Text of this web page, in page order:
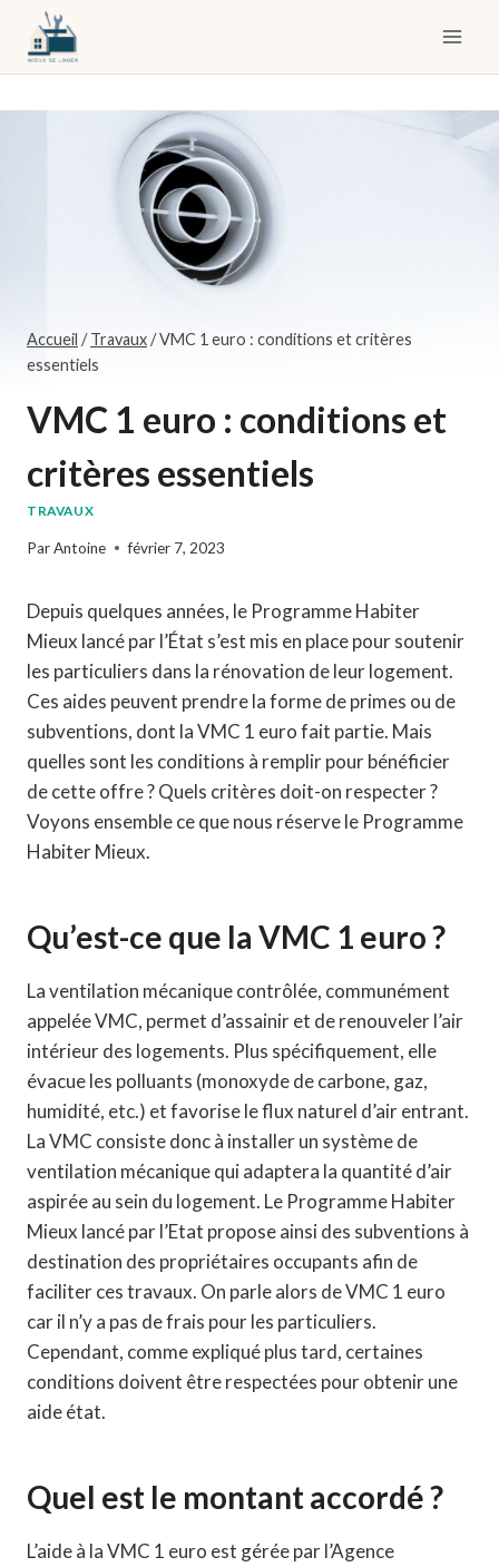
content
Accueil / Travaux/VMC 1 euro : conditions et critères
essentiels
VMC 1 euro : conditions et
critères essentiels
TRAVAUX
ParAntoine février 7, 2023
Depuis quelques années, le Programme Habiter
Mieux lancé par l’État s’est mis en place pour soutenir
les particuliers dans la rénovation de leur logement.
Ces aides peuvent prendre la forme de primes ou de
subventions, dont la VMC 1 euro fait partie. Mais
quelles sont les conditions à remplir pour bénéficier
de cette offre ? Quels critères doit-on respecter ?
Voyons ensemble ce que nous réserve le Programme
Habiter Mieux.
Qu’est-ce que la VMC 1 euro ?
La ventilation mécanique contrôlée, communément
appelée VMC, permet d’assainir et de renouveler l’air
intérieur des logements. Plus spécifiquement, elle
évacue les polluants (monoxyde de carbone, gaz,
humidité, etc.) et favorise le flux naturel d’air entrant.
La VMC consiste donc à installer un système de
ventilation mécanique qui adaptera la quantité d’air
aspirée au sein du logement. Le Programme Habiter
Mieux lancé par l’Etat propose ainsi des subventions à
destination des propriétaires occupants afin de
faciliter ces travaux. On parle alors de VMC 1 euro
car il n’y a pas de frais pour les particuliers.
Cependant, comme expliqué plus tard, certaines
conditions doivent être respectées pour obtenir une
aide état.
Quel est le montant accordé ?
L’aide à la VMC 1 euro est gérée par l’Agence